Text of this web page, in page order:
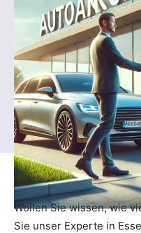
Wollen Sie wissen, wie
Sie unser Experte in